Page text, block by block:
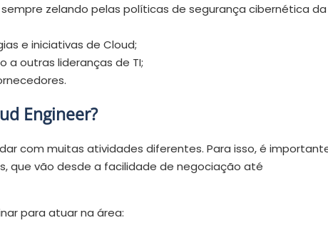
zelando pelas políticas de segurança cibernética da
e iniciativas de Cloud;
a outras lideranças de TI;
Engineer?
com muitas atividades diferentes. Para isso, é
que vão desde a facilidade de negociação até
para atuar na área: